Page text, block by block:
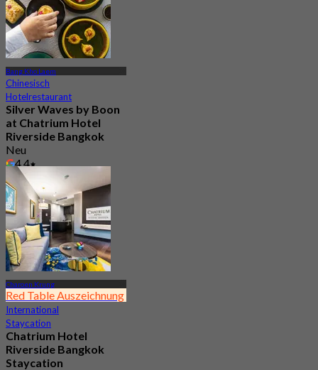
Bang Kho Laem
Chinesisch
Hotelrestaurant
Silver Waves by Boon
at Chatrium Hotel
Riverside Bangkok
Neu
4.4
Aus฿ 516.66
Charoen Krung
Red Table Auszeichnung
International
Staycation
Chatrium Hotel
Riverside Bangkok
Staycation